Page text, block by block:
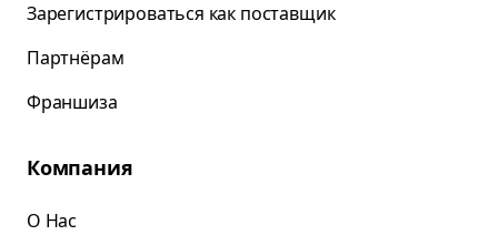
Зарегистрироваться как поставщик
Партнёрам
Франшиза
Компания
О Нас